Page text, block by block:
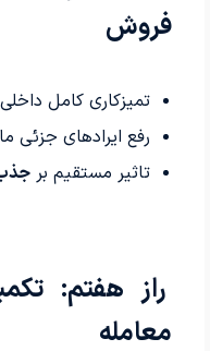
فروش
تمیزکاری کامل
رفع ایرادهای جزئی
تاثیر مستقیم بر
راز هفتم:
معامله